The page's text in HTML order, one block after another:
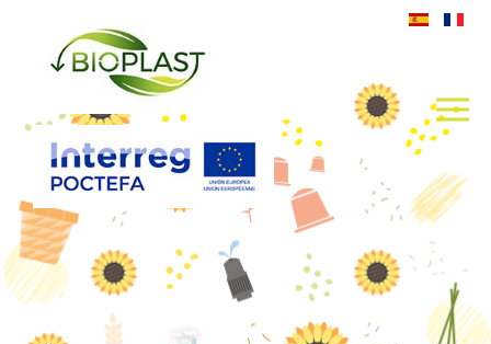
BIOPLAST IMAGE PRESSE